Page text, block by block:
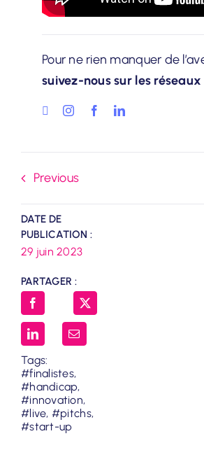
Pour ne rien manquer de
suivez-nous sur les
Previous
DATE DE
PUBLICATION :
29 juin 2023
PARTAGER :
Tags:
#finalistes,
#handicap,
#innovation,
#live, #pitchs,
#start-up